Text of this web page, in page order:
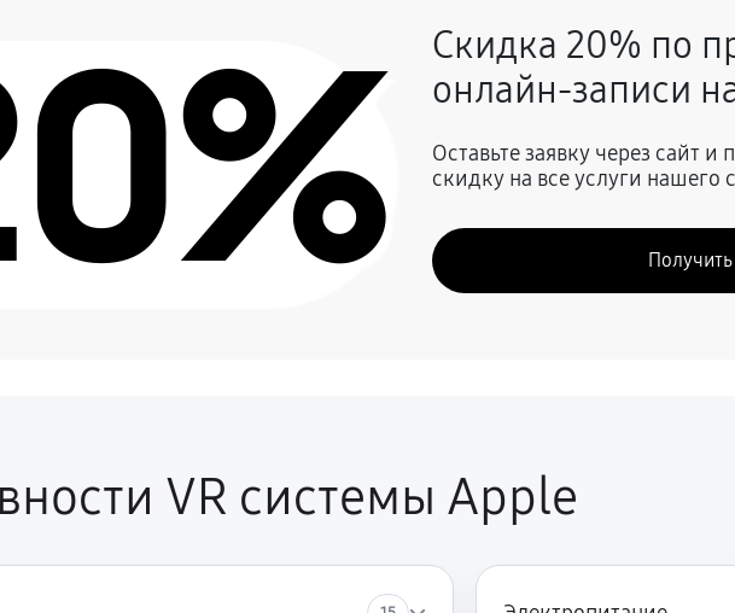
500 руб
ремонт (замена резинок, креплений, кнопок)
Скидка 20% по
онлайн-записи
Оставьте заявку через сайт
скидку на все услуги нашего
VR системы Apple